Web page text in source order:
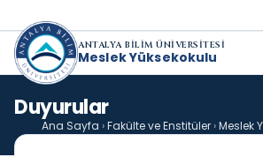
ANTALYA BİLİM ÜNİVERSİTESİ
Meslek Yüksekokulu
Duyurular
Ana Sayfa ›Fakülte ve Enstitüler ›Meslek